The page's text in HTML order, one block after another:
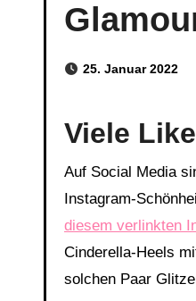
25. Januar 2022
Viele
Auf Social Media sind Cinderella-Heels natürlich schon bei den großen Influencern gespotted worden.
Instagram-
diesem verlinkten
Cinderella-Heels
solchen Paar